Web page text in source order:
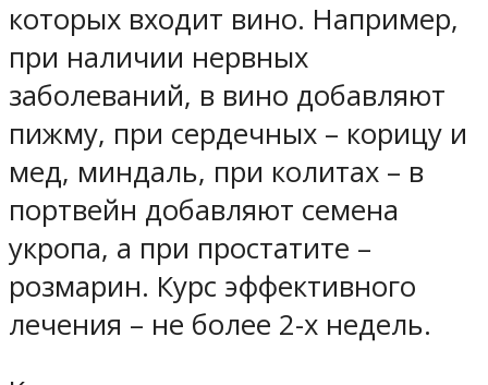
которых входит вино. Например,
при наличии нервных
заболеваний, в вино добавляют
пижму, при сердечных – корицу и
мед, миндаль, при колитах – в
портвейн добавляют семена
укропа, а при простатите –
розмарин. Курс эффективного
лечения – не более 2-х недель.